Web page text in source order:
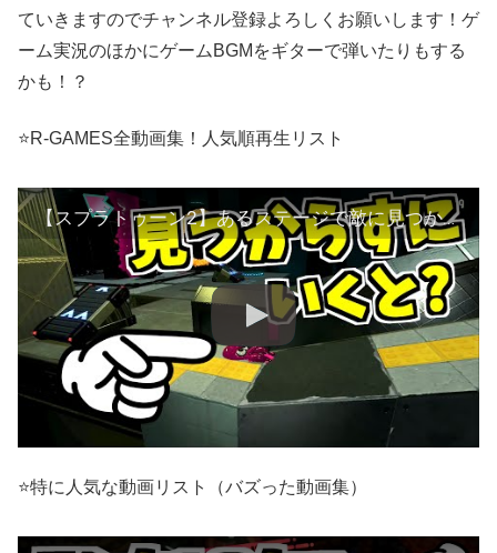
ていきますのでチャンネル登録よろしくお願いします！ゲ
ーム実況のほかにゲームBGMをギターで弾いたりもする
かも！？
⭐R-GAMES全動画集！人気順再生リスト
【スプラトゥーン2】あるステージで敵に見つからずに行く方法と最後に聞ける隠しゼリフ
⭐特に人気な動画リスト（バズった動画集）